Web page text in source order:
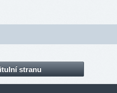
stranu